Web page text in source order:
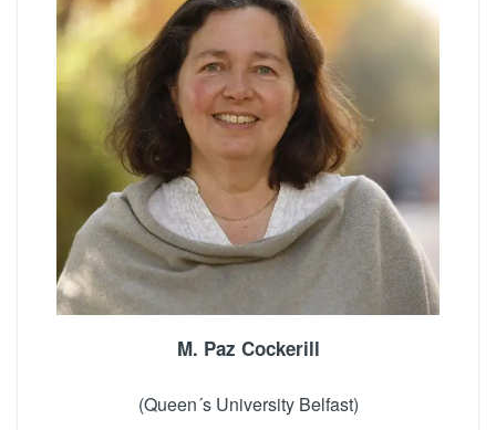
M. Paz Cockerill
(Queen´s University Belfast)